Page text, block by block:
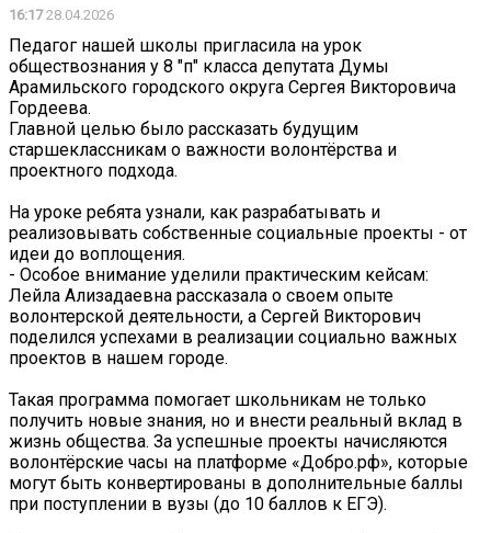
16:1728.04.2026
Педагог нашей школы пригласила на урок
обществознания у 8 "п" класса депутата Думы
Арамильского городского округа Сергея Викторовича
Гордеева.
Главной целью было рассказать будущим
старшеклассникам о важности волонтёрства и
проектного подхода.
На уроке ребята узнали, как разрабатывать и
реализовывать собственные социальные проекты - от
идеи до воплощения.
- Особое внимание уделили практическим кейсам:
Лейла Ализадаевна рассказала о своем опыте
волонтерской деятельности, а Сергей Викторович
поделился успехами в реализации социально важных
проектов в нашем городе.
Такая программа помогает школьникам не только
получить новые знания, но и внести реальный вклад в
жизнь общества. За успешные проекты начисляются
волонтёрские часы на платформе «Добро.рф», которые
могут быть конвертированы в дополнительные баллы
при поступлении в вузы (до 10 баллов к ЕГЭ).